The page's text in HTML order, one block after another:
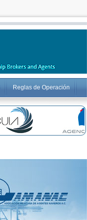
Reglas de Operación